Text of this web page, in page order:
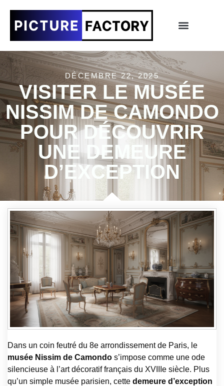
DÉCEMBRE 22, 2025
VISITER LE MUSÉE
NISSIM DE CAMONDO
POUR DÉCOUVRIR
UNE DEMEURE
D’EXCEPTION
Dans un coin feutré du 8e arrondissement de Paris, le
musée Nissim de Camondo s’impose comme une ode
silencieuse à l’art décoratif français du XVIIIe siècle. Plus
qu’un simple musée parisien, cette demeure d’exception